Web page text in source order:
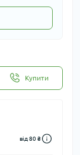
Купити
від 80 ₴